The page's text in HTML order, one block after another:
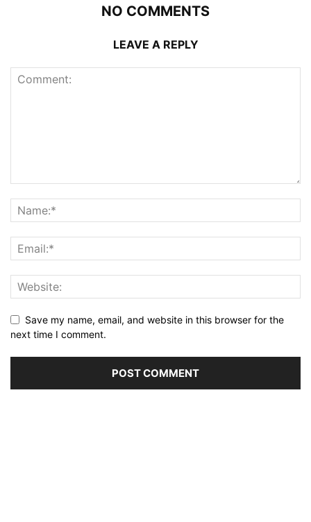
NO COMMENTS
LEAVE A REPLY
Save my name, email, and website in this browser for the
next time I comment.